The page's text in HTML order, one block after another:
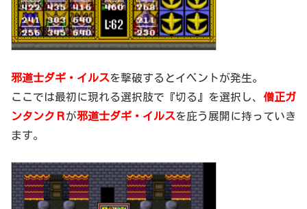
邪道士ダギ・イルスを撃破するとイベントが発生。
ここでは最初に現れる選択肢で『切る』を選択し、 僧正ガ
ンタンクＲが邪道士ダギ・イルスを庇う展開に持っていき
ます。